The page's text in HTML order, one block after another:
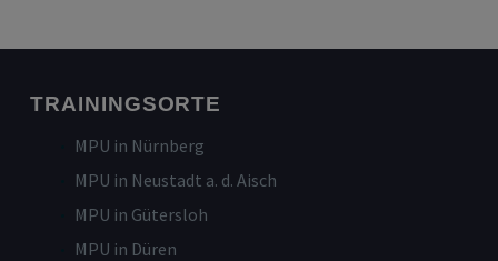
TRAININGSORTE
MPU in Nürnberg
MPU in Neustadt a. d. Aisch
MPU in Gütersloh
MPU in Düren